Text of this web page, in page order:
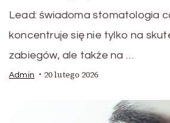
Lead: świadoma stomatologia
koncentruje się nie tylko na
zabiegów, ale także na …
Admin 20 lutego 2026